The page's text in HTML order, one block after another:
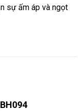
sự ấm áp và ngọt